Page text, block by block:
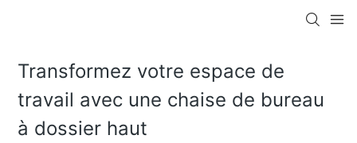
Transformez votre espace de
travail avec une chaise de bureau
à dossier haut